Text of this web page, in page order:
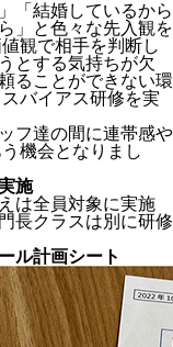
「結婚しているから
」と色々な先入観を
観で相手を判断し
とする気持ちが欠
ることができない環
バイアス研修を実
フ達の間に連帯感や
機会となりまし
施
は全員対象に実施
長クラスは別に研修
ル計画シート